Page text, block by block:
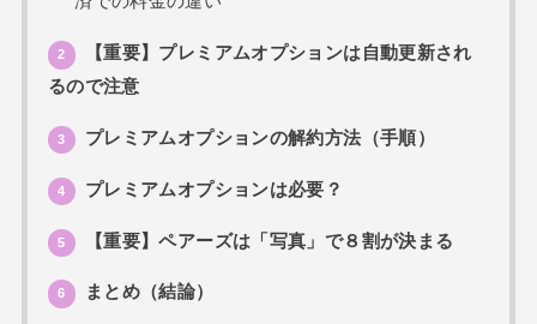
2
【重要】プレミアムオプションは自動更新され
るので注意
3 プレミアムオプションの解約方法（手順）
4 プレミアムオプションは必要？
5 【重要】ペアーズは「写真」で８割が決まる
6 まとめ（結論）